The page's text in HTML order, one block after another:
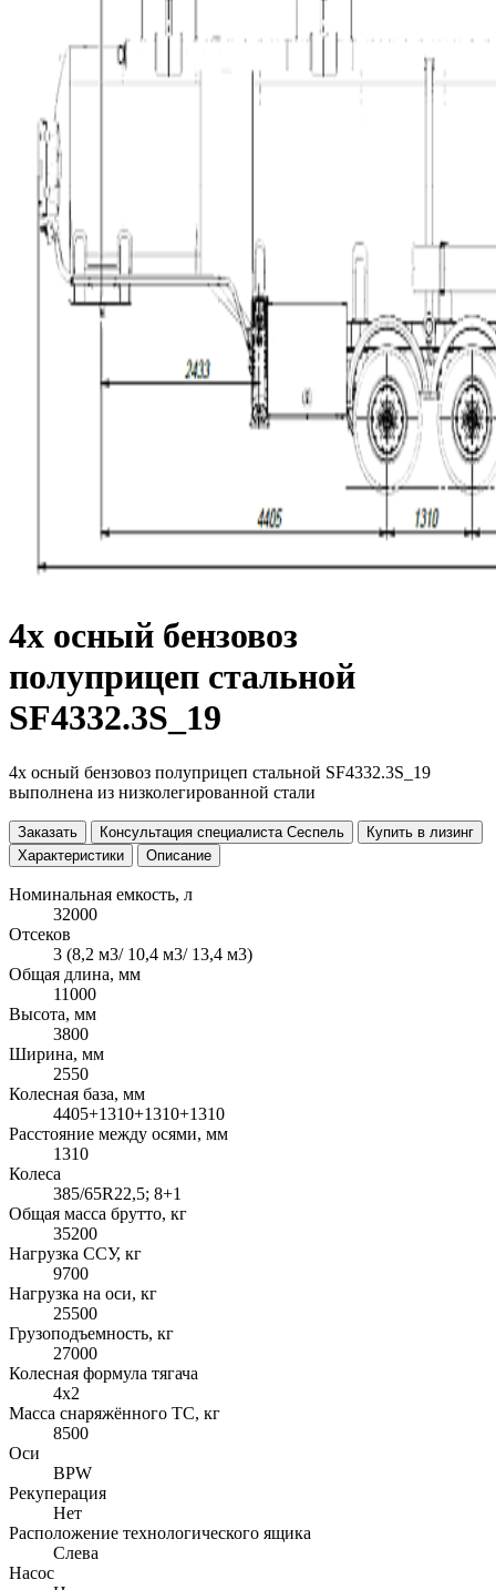
4х осный бензовоз
полуприцеп стальной
SF4332.3S_19
4х осный бензовоз полуприцеп стальной SF4332.3S_19
выполнена из низколегированной стали
Заказать Консультация специалиста Сеспель
Купить в лизинг
Характеристики
Описание
Номинальная емкость, л
32000
Отсеков
3 (8,2 м3/ 10,4 м3/ 13,4 м3)
Общая длина, мм
11000
Высота, мм
3800
Ширина, мм
2550
Колесная база, мм
4405+1310+1310+1310
Расстояние между осями, мм
1310
Колеса
385/65R22,5; 8+1
Общая масса брутто, кг
35200
Нагрузка ССУ, кг
9700
Нагрузка на оси, кг
25500
Грузоподъемность, кг
27000
Колесная формула тягача
4x2
Масса снаряжённого ТС, кг
8500
Оси
BPW
Рекуперация
Нет
Расположение технологического ящика
Слева
Насос